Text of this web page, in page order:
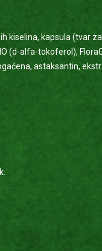
kiselina, kapsula (tvar
(d-alfa-tokoferol),
astaksantin,